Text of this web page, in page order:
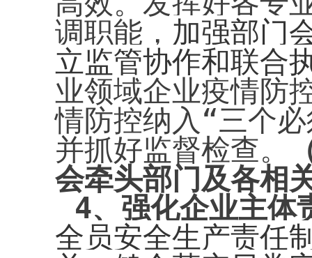
调职能， 加强部门
立监管协作和联合
业领域企业疫情防
情防控纳入“三个
并抓好监督检查。
会牵头部门及各相
4、强化企业主体
全员安全生产责任